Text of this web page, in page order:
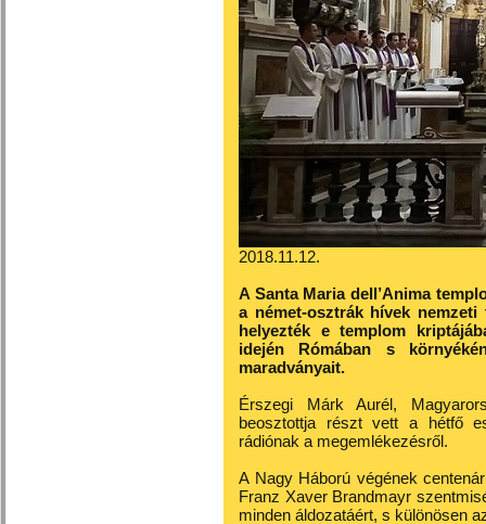
2018.11.12.
A Santa Maria dell’Anima
a német-osztrák hívek
helyezték e templom
idején Rómában s
maradványait.
Érszegi Márk Aurél,
beosztottja részt vett a hétfő
rádiónak a megemlékezésről.
A Nagy Háború végének
Franz Xaver Brandmayr
minden áldozatáért, s különösen